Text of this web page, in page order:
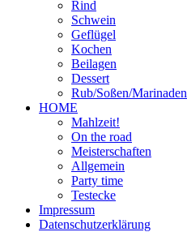
Rind
Schwein
Geflügel
Kochen
Beilagen
Dessert
Rub/Soßen/Marinaden
HOME
Mahlzeit!
On the road
Meisterschaften
Allgemein
Party time
Testecke
Impressum
Datenschutzerklärung